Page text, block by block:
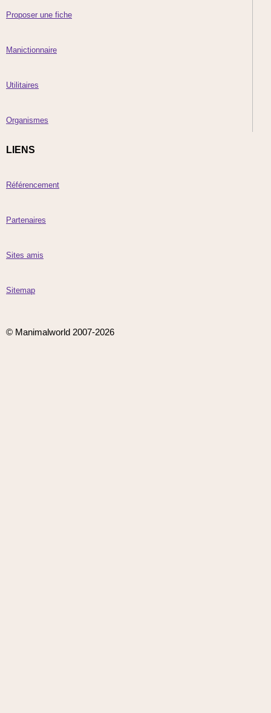
Proposer une fiche
Manictionnaire
Utilitaires
Organismes
LIENS
Référencement
Partenaires
Sites amis
Sitemap
© Manimalworld 2007-2026